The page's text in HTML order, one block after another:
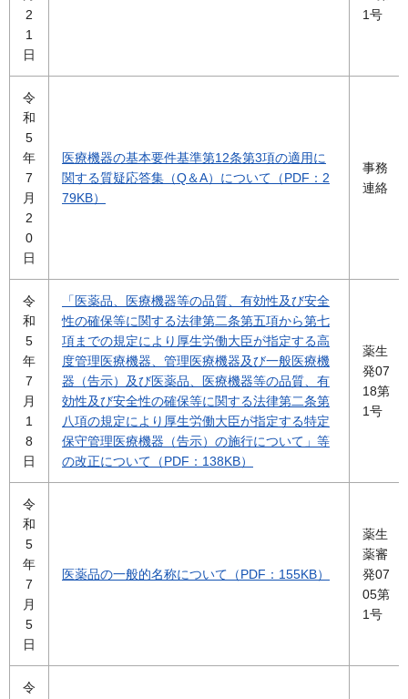
2
1
日
1号
令
和
5
年
7
月
2
0
日
医療機器の基本要件基準第12条第3項の適用に
関する質疑応答集（Q＆A）について（PDF：2
79KB）
事務
連絡
令
和
5
年
7
月
1
8
日
「医薬品、医療機器等の品質、有効性及び安全
性の確保等に関する法律第二条第五項から第七
項までの規定により厚生労働大臣が指定する高
度管理医療機器、管理医療機器及び一般医療機
器（告示）及び医薬品、医療機器等の品質、有
効性及び安全性の確保等に関する法律第二条第
八項の規定により厚生労働大臣が指定する特定
保守管理医療機器（告示）の施行について」等
の改正について（PDF：138KB）
薬生
発07
18第
1号
令
和
5
年
7
月
5
日
医薬品の一般的名称について（PDF：155KB）
薬生
薬審
発07
05第
1号
令